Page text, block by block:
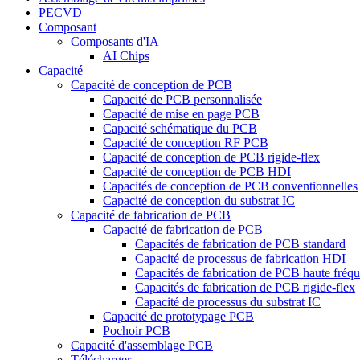
PECVD
Composant
Composants d'IA
AI Chips
Capacité
Capacité de conception de PCB
Capacité de PCB personnalisée
Capacité de mise en page PCB
Capacité schématique du PCB
Capacité de conception RF PCB
Capacité de conception de PCB rigide-flex
Capacité de conception de PCB HDI
Capacités de conception de PCB conventionnelles
Capacité de conception du substrat IC
Capacité de fabrication de PCB
Capacité de fabrication de PCB
Capacités de fabrication de PCB standard
Capacité de processus de fabrication HDI
Capacités de fabrication de PCB haute
Capacités de fabrication de PCB rigide-flex
Capacité de processus du substrat IC
Capacité de prototypage PCB
Pochoir PCB
Capacité d'assemblage PCB